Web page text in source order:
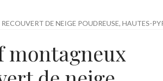
DE NEIGE POUDREUSE, HAUTES-
montagneux